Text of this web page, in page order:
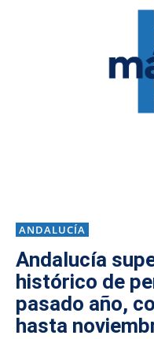
ANDALUCÍA
Andalucía
histórico de
pasado año,
hasta